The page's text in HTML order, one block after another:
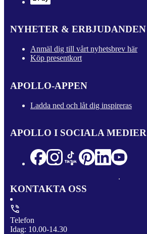
NYHETER & ERBJUDANDEN
Anmäl dig till vårt nyhetsbrev här
Köp presentkort
APOLLO-APPEN
Ladda ned och låt dig inspireras
APOLLO I SOCIALA MEDIER
KONTAKTA OSS
Telefon
Idag: 10.00-14.30